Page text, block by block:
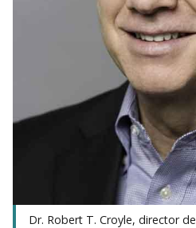
Dr. Robert T. Croyle, director